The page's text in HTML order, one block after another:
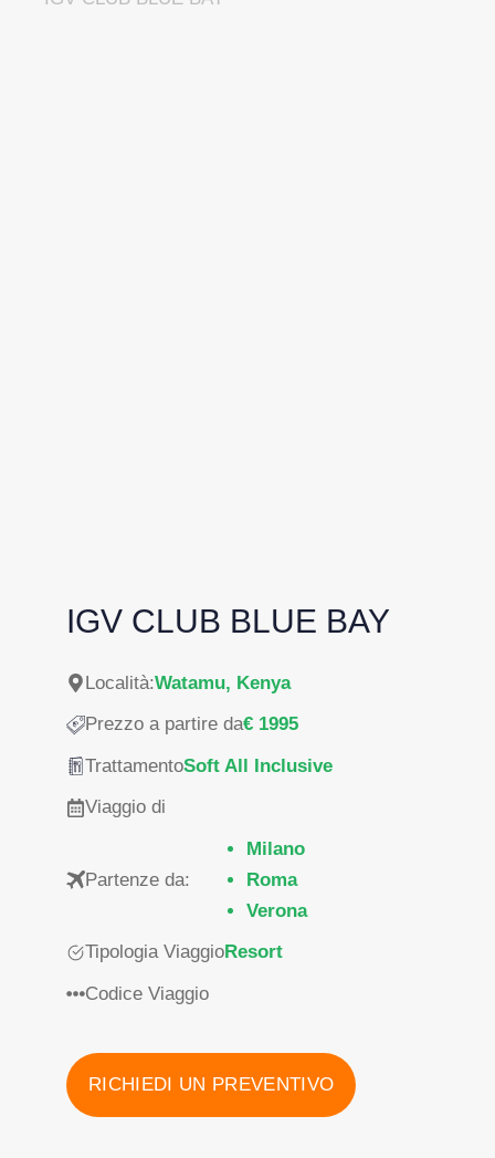
IGV CLUB BLUE BAY
Località:Watamu, Kenya
Prezzo a partire da€ 1995
TrattamentoSoft All Inclusive
Viaggio di
Partenze da:
Milano
Roma
Verona
Tipologia ViaggioResort
Codice Viaggio
RICHIEDI UN PREVENTIVO